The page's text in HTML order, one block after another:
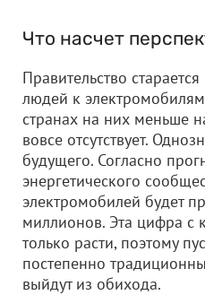
Что насчет
Правительство
людей к
странах на них меньше
вовсе отсутствует.
будущего. Согласно
энергетического
электромобилей будет
миллионов. Эта цифра с
только расти, поэтому
постепенно
выйдут из обихода.